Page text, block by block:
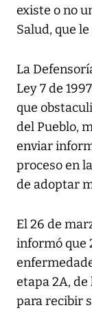
existe o no
Salud, que
La
Ley 7 de
que
del Pueblo,
enviar
proceso en
de adoptar
El 26 de
informó que
etapa 2A, de
para recibir